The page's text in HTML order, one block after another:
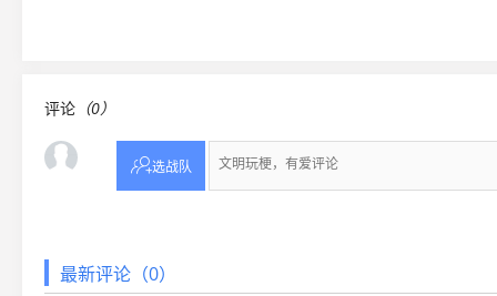
评论 （0）
选战队
最新评论（0）